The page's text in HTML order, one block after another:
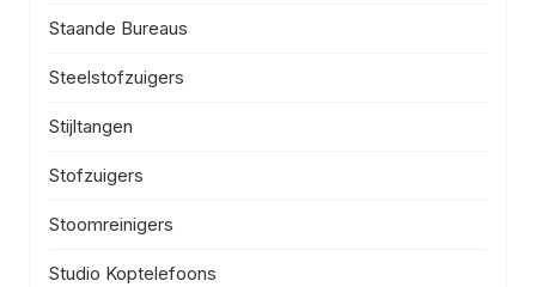
Staande Bureaus
Steelstofzuigers
Stijltangen
Stofzuigers
Stoomreinigers
Studio Koptelefoons